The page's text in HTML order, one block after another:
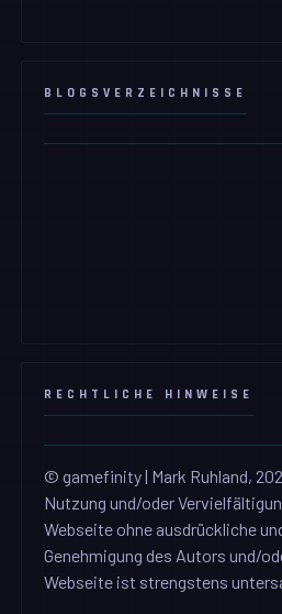
BLOGSVERZEICHNISSE
RECHTLICHE HINWEISE
© gamefinity | Mark Ruhland,
Nutzung und/oder
Webseite ohne ausdrückliche
Genehmigung des Autors und/
Webseite ist strengstens